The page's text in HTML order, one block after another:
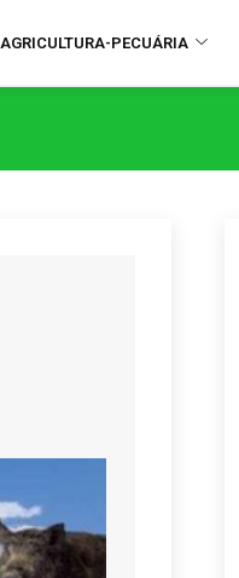
AGRICULTURA-PECUÁRIA